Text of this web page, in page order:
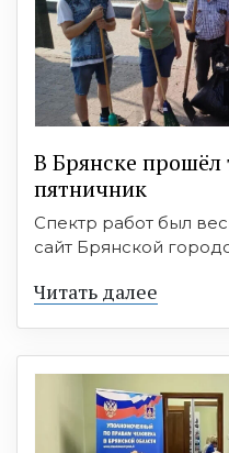
В Брянске
пятничник
Спектр работ был
сайт Брянской
Читать далее